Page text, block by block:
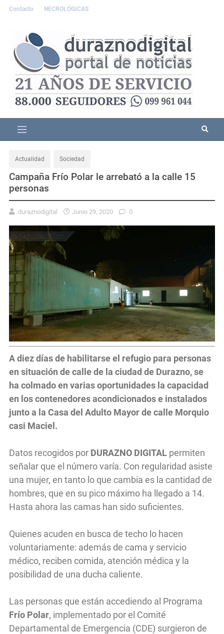
Contacto NECROLÓGICAS
Actualidad Sociedad
Campaña Frío Polar le arrebató a la calle 15
personas
duraznodigital Junio 29, 2020 0
A diez días de habilitarse el refugio para personas
en situación de calle de la ciudad de Durazno, se
ha colmado en varias oportunidades la capacidad
en los contenedores acondicionados e instalados
junto a la Casa del Adulto Mayor de calle Morquio
casi Maciel.
Datos recogidos por DURAZNO DIGITAL permiten
señalar que el número varía. Con regularidad asiste
una mujer, en tanto lo que cambia es la cantidad de
hombres, que en su pico máximo ha llegado a 14.
Hasta ahora las camas han sido suficientes.
Quienes acuden en busca de techo lo hacen
voluntariamente: además de cama y servicio
médico, reciben comida, atención médica y la
posibilidad de una ducha caliente.
Las personas que están accediendo al Programa
Frío Polar, implementado por el Comité
Departamental de Emergencia (CDE) surgieron de